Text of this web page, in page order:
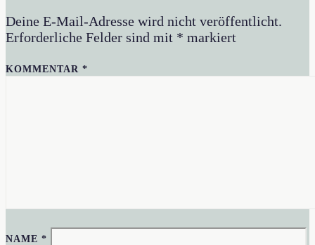
Deine E-Mail-Adresse wird nicht veröffentlicht.
Erforderliche Felder sind mit * markiert
KOMMENTAR*
NAME*